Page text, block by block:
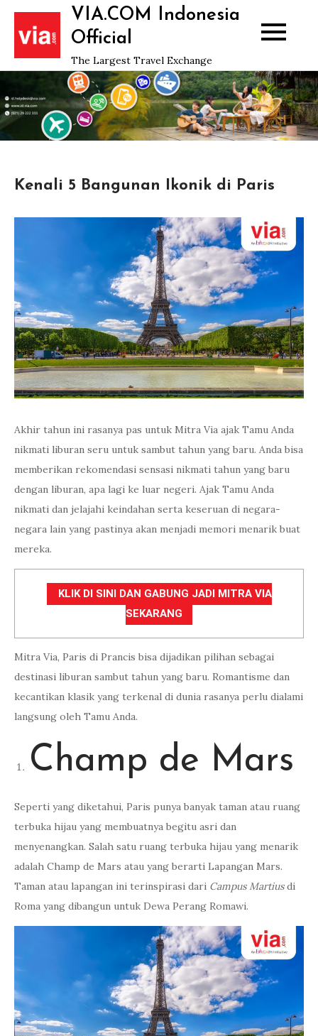
Skip
content
VIA.COM Indonesia
Official
The Largest Travel Exchange
Kenali 5 Bangunan Ikonik di Paris
Akhir tahun ini rasanya pas untuk Mitra Via ajak Tamu Anda
nikmati liburan seru untuk sambut tahun yang baru. Anda bisa
memberikan rekomendasi sensasi nikmati tahun yang baru
dengan liburan, apa lagi ke luar negeri. Ajak Tamu Anda
nikmati dan jelajahi keindahan serta keseruan di negara-
negara lain yang pastinya akan menjadi memori menarik buat
mereka.
KLIK DI SINI DAN GABUNG JADI MITRA VIA
SEKARANG
Mitra Via, Paris di Prancis bisa dijadikan pilihan sebagai
destinasi liburan sambut tahun yang baru. Romantisme dan
kecantikan klasik yang terkenal di dunia rasanya perlu dialami
langsung oleh Tamu Anda.
Champ de Mars
Seperti yang diketahui, Paris punya banyak taman atau ruang
terbuka hijau yang membuatnya begitu asri dan
menyenangkan. Salah satu ruang terbuka hijau yang menarik
adalah Champ de Mars atau yang berarti Lapangan Mars.
Taman atau lapangan ini terinspirasi dari Campus Martiusdi
Roma yang dibangun untuk Dewa Perang Romawi.